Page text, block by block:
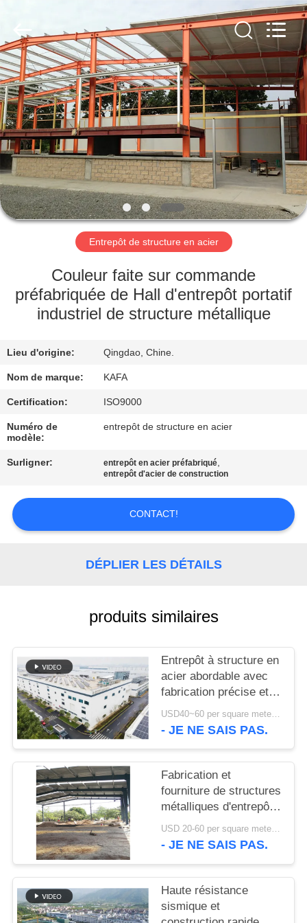
ACCUEIL
PRODUITS
VIDÉOS
SPECTACLE
DE
RÉALITÉ
VIRTUELLE
DE
NOUS
VISITE
DE
L'USINE
CONTRÔLE
QUALITÉ
NOUVELLES
CAS
PLAN
DU
SITE
POLITIQUE
CONFIDENTIALITÉ
Ltd..
All
Rights
Reserved.
Entrepôt de structure en acier
Couleur faite sur commande
préfabriquée de Hall d'entrepôt portatif
industriel de structure métallique
Lieu d'origine: Qingdao, Chine.
Nom de marque: KAFA
Certification: ISO9000
Numéro de
modèle:
entrepôt de structure en acier
Surligner: entrepôt en acier préfabriqué,
entrepôt d'acier de construction
CONTACT!
DÉPLIER LES DÉTAILS
produits similaires
Entrepôt à structure en
acier abordable avec
fabrication précise et
solution de livraison
unique
USD40~60 per square meter MOQ:1000 sqm
- JE NE SAIS PAS.
Fabrication et
fourniture de structures
métalliques d'entrepôt
avec conception de
portiques
USD 20-60 per square meter MOQ:1000 M²
- JE NE SAIS PAS.
Haute résistance
sismique et